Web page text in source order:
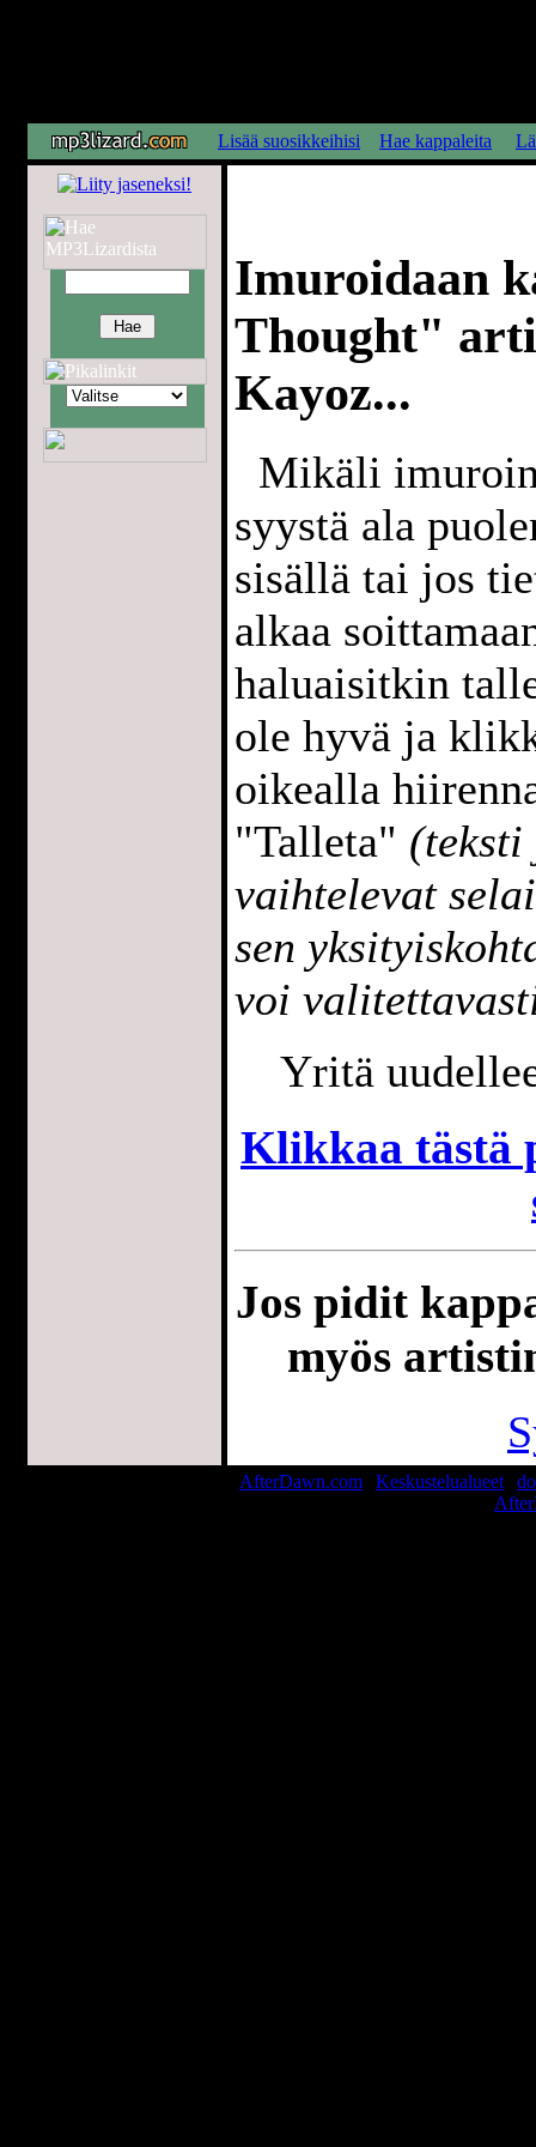
Lisää suosikkeihisi Hae kappaleita
Imuroidaan
Thought"
Kayoz...
Mikäli
syystä ala
sisällä tai jos
alkaa
haluaisitkin
ole hyvä ja
oikealla
"Talleta"
vaihtelevat
sen
voi
Yritä
Klikkaa tästä
Jos pidit
myös
AfterDawn.com Keskustelualueet